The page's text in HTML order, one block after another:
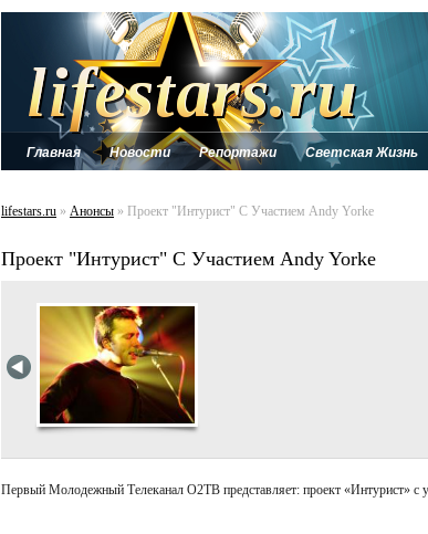
Главная Новости Репортажи Светская Жизнь
lifestars.ru » Анонсы » Проект "Интурист" С Участием Andy Yorke
Проект "Интурист" С Участием Andy Yorke
Первый Молодежный Телеканал О2ТВ представляет: проект «Интурист»